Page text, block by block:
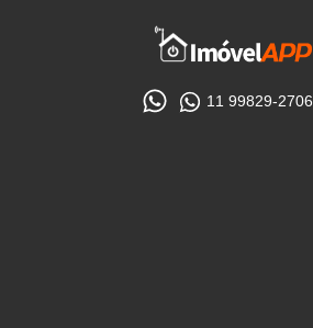
11 99829-2706